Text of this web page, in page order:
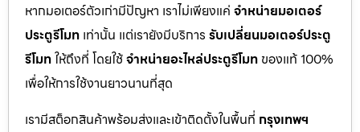
หากมอเตอร์ตัวเก่ามีปัญหา เราไม่เพียงแค่ จำหน่ายมอเตอร์
ประตูรีโมท เท่านั้น แต่เรายังมีบริการ รับเปลี่ยนมอเตอร์ประตู
รีโมทให้ถึงที่ โดยใช้จำหน่ายอะไหล่ประตูรีโมท ของแท้ 100%
เพื่อให้การใช้งานยาวนานที่สุด
เรามีสต็อกสินค้าพร้อมส่งและเข้าติดตั้งในพื้นที่ กรุงเทพฯ